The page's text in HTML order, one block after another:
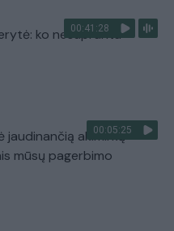
00:41:28
ko nesupranta
00:05:25
jaudinančią akimirką
mūsų pagerbimo